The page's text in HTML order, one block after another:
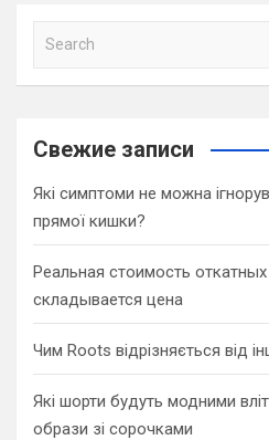
a
c
Свежие записи
Які симптоми не можна
прямої кишки?
Реальная стоимость
складывается цена
Чим Roots відрізняється від
Які шорти будуть модними
образи зі сорочками